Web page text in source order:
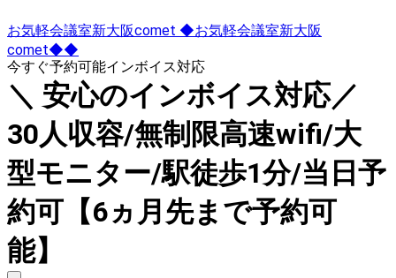
お気軽会議室新大阪comet ◆お気軽会議室新大阪
comet◆◆
今すぐ予約可能インボイス対応
＼ 安心のインボイス対応／
30人収容/無制限高速wifi/大
型モニター/駅徒歩1分/当日予
約可【6ヵ月先まで予約可
能】